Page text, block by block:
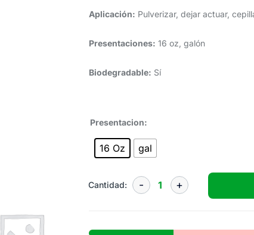
Aplicación: Pulverizar, dejar actuar,
Presentaciones: 16 oz, galón
Biodegradable: Sí
Presentacion:
16 Oz gal
Cantidad: